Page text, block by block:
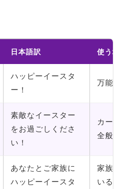
日本語訳 使う
ハッピーイースタ
ー！
万能
素敵なイースター
をお過ごしくださ
い！
カード
全般
あなたとご家族に
ハッピーイースタ
家族が
いる相